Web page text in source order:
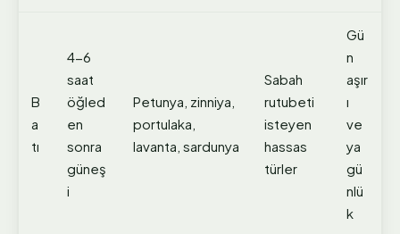
B
a
tı
4-6
saat
öğled
en
sonra
güneş
i
Petunya, zinniya,
portulaka,
lavanta, sardunya
Sabah
rutubeti
isteyen
hassas
türler
Gü
n
aşır
ı
ve
ya
gü
nlü
k